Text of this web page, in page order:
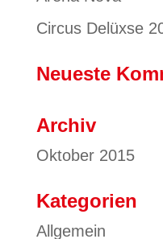
Circus Delüxse
Neueste
Archiv
Oktober 2015
Kategorien
Allgemein